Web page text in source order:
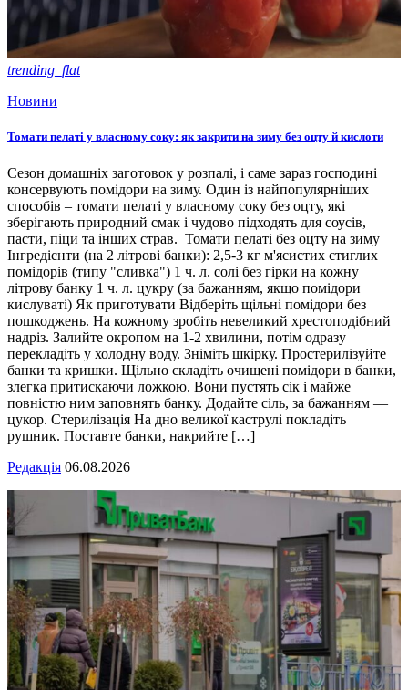
trending_flat
Новини
Томати пелаті у власному соку: як закрити на зиму без оцту й кислоти
Сезон домашніх заготовок у розпалі, і саме зараз господині
консервують помідори на зиму. Один із найпопулярніших
способів – томати пелаті у власному соку без оцту, які
зберігають природний смак і чудово підходять для соусів,
пасти, піци та інших страв. Томати пелаті без оцту на зиму
Інгредієнти (на 2 літрові банки): 2,5-3 кг м'ясистих стиглих
помідорів (типу "сливка") 1 ч. л. солі без гірки на кожну
літрову банку 1 ч. л. цукру (за бажанням, якщо помідори
кислуваті) Як приготувати Відберіть щільні помідори без
пошкоджень. На кожному зробіть невеликий хрестоподібний
надріз. Залийте окропом на 1-2 хвилини, потім одразу
перекладіть у холодну воду. Зніміть шкірку. Простерилізуйте
банки та кришки. Щільно складіть очищені помідори в банки,
злегка притискаючи ложкою. Вони пустять сік і майже
повністю ним заповнять банку. Додайте сіль, за бажанням —
цукор. Стерилізація На дно великої каструлі покладіть
рушник. Поставте банки, накрийте […]
Редакція 06.08.2026